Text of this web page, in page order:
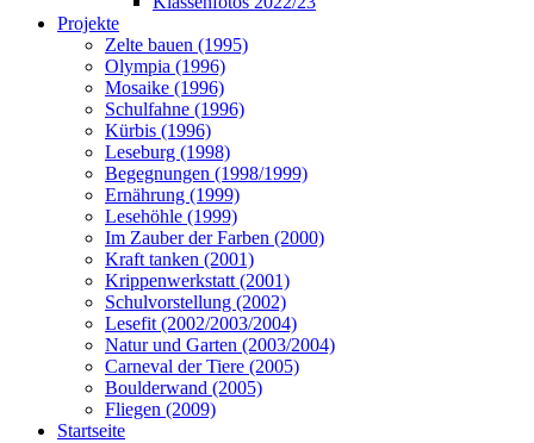
Projekte
Zelte bauen (1995)
Olympia (1996)
Mosaike (1996)
Schulfahne (1996)
Kürbis (1996)
Leseburg (1998)
Begegnungen (1998/1999)
Ernährung (1999)
Lesehöhle (1999)
Im Zauber der Farben (2000)
Kraft tanken (2001)
Krippenwerkstatt (2001)
Schulvorstellung (2002)
Lesefit (2002/2003/2004)
Natur und Garten (2003/2004)
Carneval der Tiere (2005)
Boulderwand (2005)
Fliegen (2009)
Startseite